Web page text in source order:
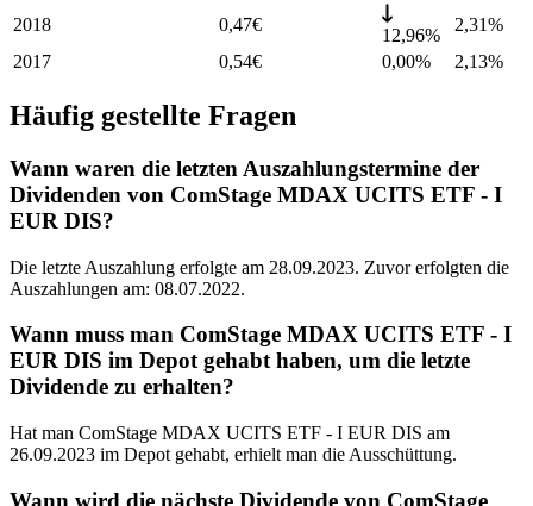
2018 0,47€
12,96%
2,31%
2017
0,54€ 0,00% 2,13%
Häufig gestellte Fragen
Wann waren die letzten Auszahlungstermine der
Dividenden von ComStage MDAX UCITS ETF - I
EUR DIS?
Die letzte Auszahlung erfolgte am 28.09.2023. Zuvor erfolgten die
Auszahlungen am: 08.07.2022.
Wann muss man ComStage MDAX UCITS ETF - I
EUR DIS im Depot gehabt haben, um die letzte
Dividende zu erhalten?
Hat man ComStage MDAX UCITS ETF - I EUR DIS am
26.09.2023 im Depot gehabt, erhielt man die Ausschüttung.
Wann wird die nächste Dividende von ComStage